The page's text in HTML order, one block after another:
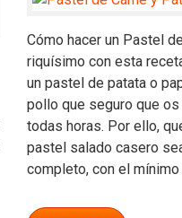
Cómo hacer un Pastel
riquísimo con esta
un pastel de patata o
pollo que seguro que
todas horas. Por ello,
pastel salado casero
completo, con el